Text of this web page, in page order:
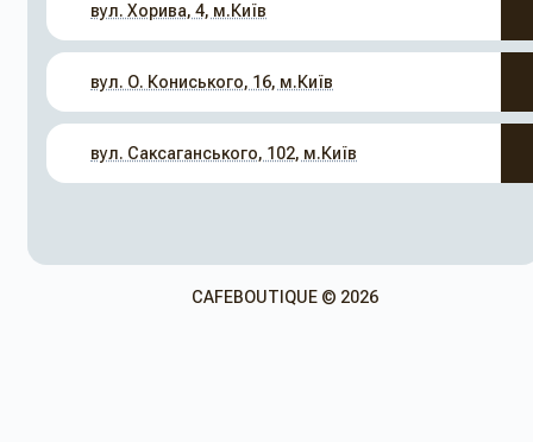
вул. Хорива, 4, м.Київ
вул. О. Кониського, 16, м.Київ
вул. Саксаганського, 102, м.Київ
CAFEBOUTIQUE © 2026